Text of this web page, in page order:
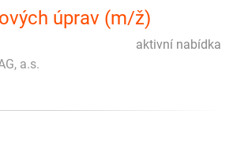
úprav (m/ž)
aktivní nabídka
a.s.